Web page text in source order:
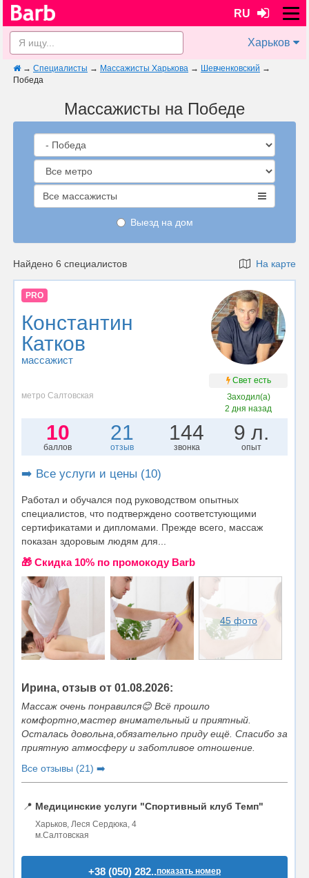
RU
Харьков
→ Специалисты → Массажисты Харькова → Шевченковский →
Победа
Массажисты на Победе
Все массажисты
Выезд на дом
Найдено 6 специалистов На карте
PRO
Константин
Катков
массажист
Свет есть
метро Салтовская
Заходил(а)
2 дня назад
10
баллов
21
отзыв
144
звонка
9 л.
опыт
➡️ Все услуги и цены (10)
Работал и обучался под руководством опытных
специалистов, что подтверждено соответстующими
сертификатами и дипломами. Прежде всего, массаж
показан здоровым людям для...
🎁 Cкидка 10% по промокоду Barb
45 фото
Ирина, отзыв от 01.08.2026:
Массаж очень понравился😊 Всё прошло
комфортно,мастер внимательный и приятный.
Осталась довольна,обязательно приду ещё. Спасибо за
приятную атмосферу и заботливое отношение.
Все отзывы (21) ➡️
📍 Медицинские услуги "Спортивный клуб Темп"
Харьков, Леся Сердюка, 4
м.Салтовская
+38 (050) 282..показать номер